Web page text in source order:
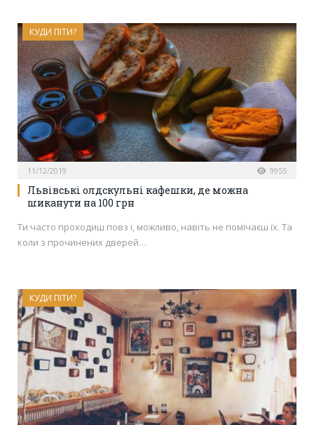
КУДИ ПІТИ?
11/12/2019 9955
Львівські олдскульні кафешки, де можна
шиканути на 100 грн
Ти часто проходиш повз і, можливо, навіть не помічаєш їх. Та
коли з прочинених дверей…
КУДИ ПІТИ?